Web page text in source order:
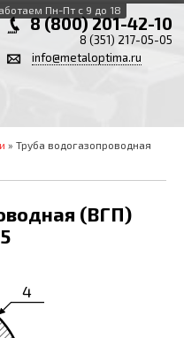
Пн-Пт с 9 до 18
8 (800) 201-42-10
8 (351) 217-05-05
info@metaloptima.ru
» Труба водогазопроводная
(ВГП)
4